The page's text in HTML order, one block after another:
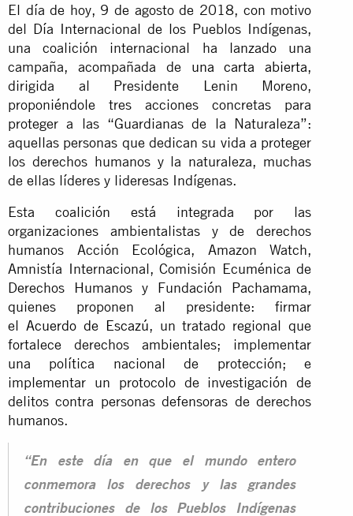
El día de hoy, 9 de agosto de 2018, con motivo
del Día Internacional de los Pueblos Indígenas,
una coalición internacional ha lanzado una
campaña, acompañada de una carta abierta,
dirigida al Presidente Lenin Moreno,
proponiéndole tres acciones concretas para
proteger a las “Guardianas de la Naturaleza”:
aquellas personas que dedican su vida a proteger
los derechos humanos y la naturaleza, muchas
de ellas líderes y lideresas Indígenas.
Esta coalición está integrada por las
organizaciones ambientalistas y de derechos
humanos Acción Ecológica, Amazon Watch,
Amnistía Internacional, Comisión Ecuménica de
Derechos Humanos y Fundación Pachamama,
quienes proponen al presidente: firmar
el Acuerdo de Escazú, un tratado regional que
fortalece derechos ambientales; implementar
una política nacional de protección; e
implementar un protocolo de investigación de
delitos contra personas defensoras de derechos
humanos.
“En este día en que el mundo entero
conmemora los derechos y las grandes
contribuciones de los Pueblos Indígenas